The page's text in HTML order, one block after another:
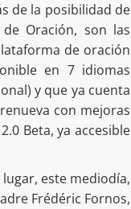
de la posibilidad de
Oración, son las
de oración
en 7 idiomas
y que ya cuenta
con mejoras
Beta, ya accesible
este mediodía,
Frédéric Fornos,